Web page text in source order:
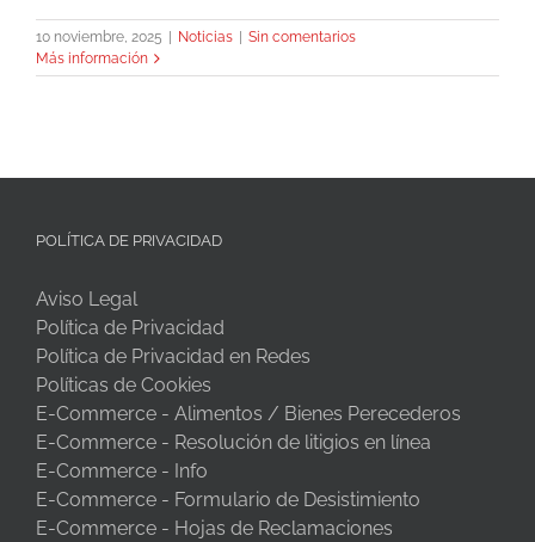
10 noviembre, 2025 Noticias
Sin comentarios
Más información
POLÍTICA DE PRIVACIDAD
Aviso Legal
Política de Privacidad
Política de Privacidad en Redes
Políticas de Cookies
E-Commerce - Alimentos / Bienes Perecederos
E-Commerce - Resolución de litigios en línea
E-Commerce - Info
E-Commerce - Formulario de Desistimiento
E-Commerce - Hojas de Reclamaciones